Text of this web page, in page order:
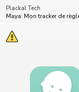
Plackal Tech
Maya: Mon tracker de